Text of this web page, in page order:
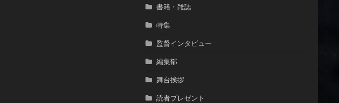
書籍・雑誌
特集
監督インタビュー
編集部
舞台挨拶
読者プレゼント